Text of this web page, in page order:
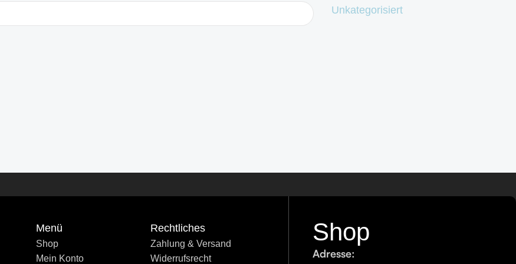
Unkategorisiert
Menü
Shop
Mein Konto
Rechtliches
Zahlung & Versand
Widerrufsrecht
Shop
Adresse: